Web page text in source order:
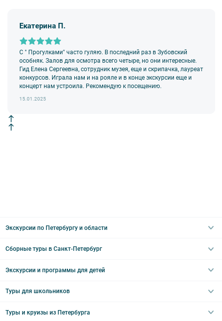
Екатерина П.
С " Прогулками" часто гуляю. В последний раз в Зубовский
особняк. Залов для осмотра всего четыре, но они интересные.
Гид Елена Сергеевна, сотрудник музея, еще и скрипачка, лауреат
конкурсов. Играла нам и на рояле и в конце экскурсии еще и
концерт нам устроила. Рекомендую к посещению.
15.01.2025
Экскурсии по Петербургу и области
Интерьерные
Сборные туры в Санкт-Петербург
Туры в Санкт-Петербург на 2 дня
Туры на 5 дней
Экскурсии и программы для детей
Загородные экскурсии
Туры для школьников
Туры и круизы из Петербурга